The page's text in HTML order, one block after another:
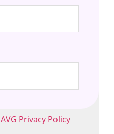
AVG Privacy Policy